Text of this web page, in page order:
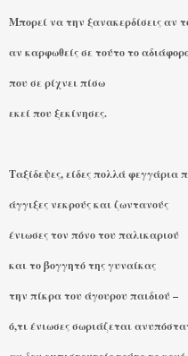
Μπορεί να την ξανακερδίσεις αν
αν καρφωθείς σε τούτο το
που σε ρίχνει πίσω
εκεί που ξεκίνησες.
Ταξίδεψες, είδες πολλά φεγγάρια
άγγιξες νεκρούς και ζωντανούς
ένιωσες τον πόνο του παλικαριού
και το βογγητό της γυναίκας
την πίκρα του άγουρου παιδιού –
ό,τι ένιωσες σωριάζεται